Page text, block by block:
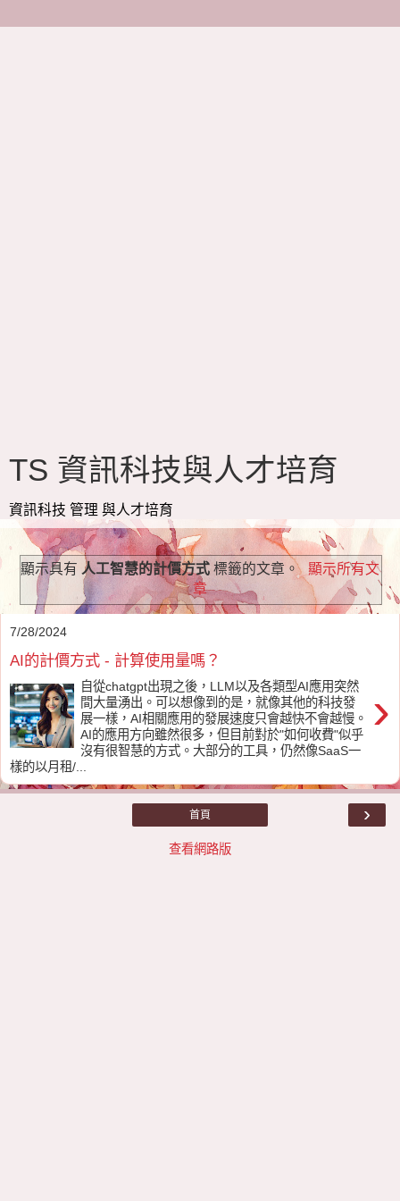
TS 資訊科技與人才培育
資訊科技 管理 與人才培育
顯示具有 人工智慧的計價方式標籤的文章。 顯示所有文
章
7/28/2024
AI的計價方式 - 計算使用量嗎？
›
自從chatgpt出現之後，LLM以及各類型AI應用突然
間大量湧出。可以想像到的是，就像其他的科技發
展一樣，AI相關應用的發展速度只會越快不會越慢。
AI的應用方向雖然很多，但目前對於"如何收費"似乎
沒有很智慧的方式。大部分的工具，仍然像SaaS一
樣的以月租/...
›
首頁
查看網路版